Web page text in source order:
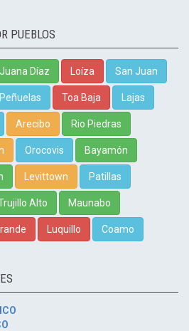
PUEBLOS
Juana Díaz Loíza San Juan
Peñuelas Toa Baja Lajas
Arecibo Rio Piedras
Orocovis Bayamón
Levittown Patillas
Alto Maunabo
Luquillo Coamo